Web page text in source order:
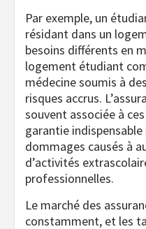
Par exemple, un
résidant dans un
besoins différents en
logement étudiant
médecine soumis à
risques accrus.
souvent associée à
garantie
dommages causés à
d’activités
professionnelles.
Le marché des
constamment, et les